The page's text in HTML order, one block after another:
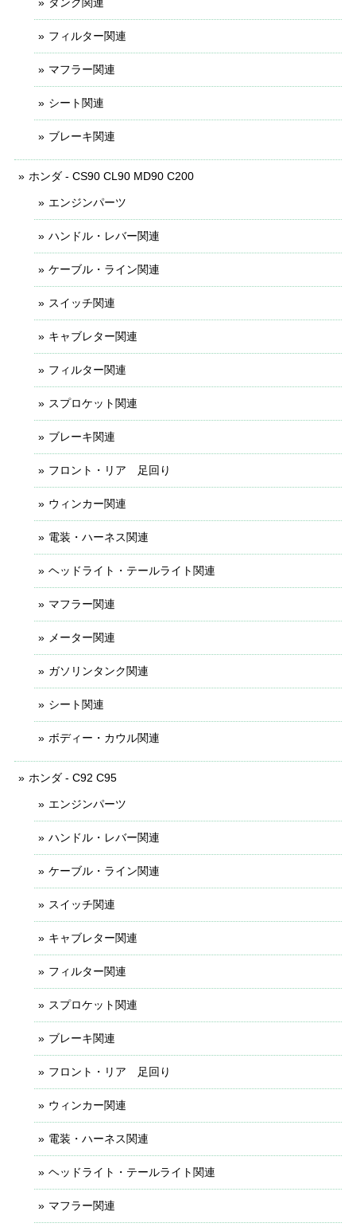
フィルター関連
マフラー関連
シート関連
ブレーキ関連
ホンダ - CS90 CL90 MD90 C200
エンジンパーツ
ハンドル・レバー関連
ケーブル・ライン関連
スイッチ関連
キャブレター関連
フィルター関連
スプロケット関連
ブレーキ関連
フロント・リア 足回り
ウィンカー関連
電装・ハーネス関連
ヘッドライト・テールライト関連
マフラー関連
メーター関連
ガソリンタンク関連
シート関連
ボディー・カウル関連
ホンダ - C92 C95
エンジンパーツ
ハンドル・レバー関連
ケーブル・ライン関連
スイッチ関連
キャブレター関連
フィルター関連
スプロケット関連
ブレーキ関連
フロント・リア 足回り
ウィンカー関連
電装・ハーネス関連
ヘッドライト・テールライト関連
マフラー関連